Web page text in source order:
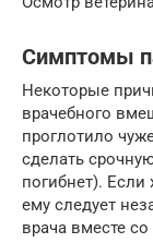
Симптомы
Некоторые
врачебного
проглотило
сделать
погибнет).
ему следует
врача вместе